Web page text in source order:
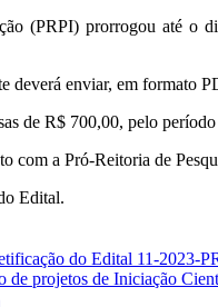
(PRPI) prorrogou até o
deverá enviar, em formato
de R$ 700,00, pelo período
com a Pró-Reitoria de
Edital.
projetos de Iniciação